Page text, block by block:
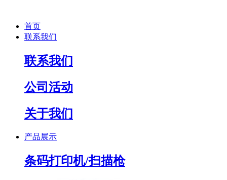
首页
联系我们
联系我们
公司活动
关于我们
产品展示
条码打印机/扫描枪